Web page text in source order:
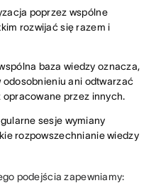
poprzez wspólne
rozwijać się razem i
baza wiedzy oznacza,
odosobnieniu ani odtwarzać
opracowane przez innych.
sesje wymiany
rozpowszechnianie wiedzy
podejścia zapewniamy: